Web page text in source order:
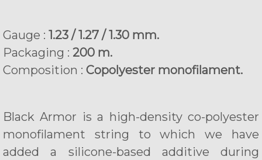
Gauge : 1.23 / 1.27 / 1.30 mm.
Packaging : 200 m.
Composition : Copolyester monofilament.
Black Armor is a high-density co-polyester
monofilament string to which we have
added a silicone-based additive during